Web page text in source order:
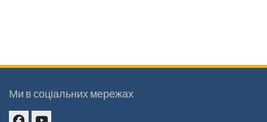
Ми в соціальних мережах